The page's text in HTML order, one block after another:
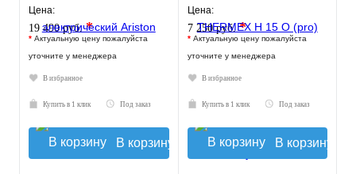
настенный, нерж. сталь, ТЭН
Цена:
19 490 руб.*
* Актуальную цену пожалуйста
уточните у менеджера
В избранное
Купить в 1 клик Под заказ
В корзину
Цена:
7 250 руб.*
* Актуальную цену пожалуйста
уточните у менеджера
В избранное
Купить в 1 клик Под заказ
В корзину